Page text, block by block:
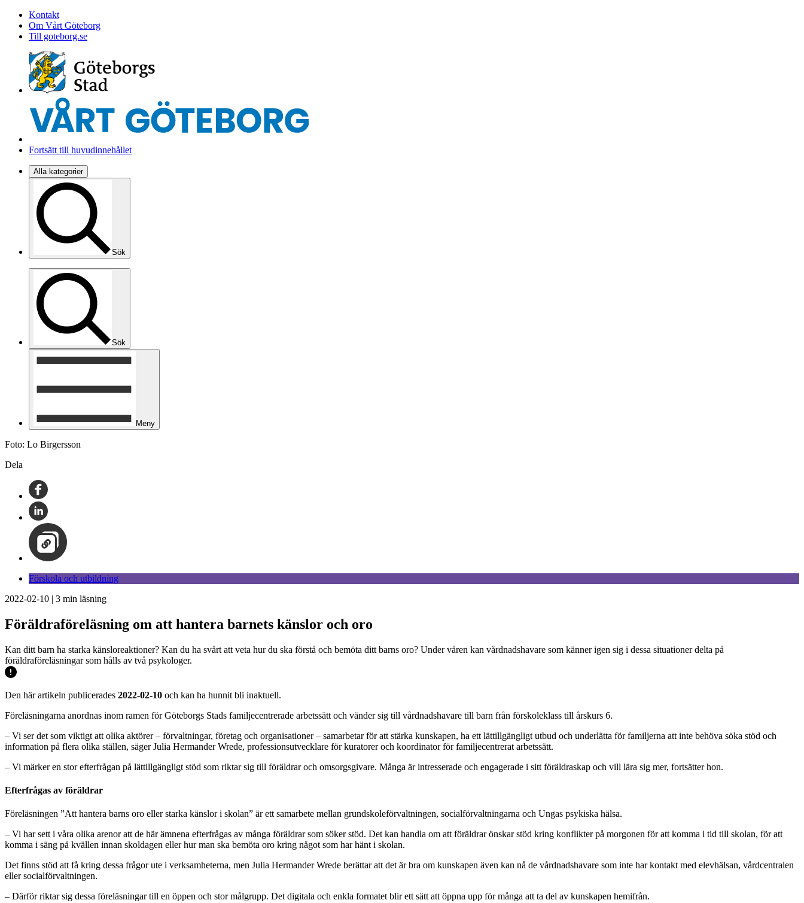
Kontakt
Om Vårt Göteborg
Till goteborg.se
Fortsätt till huvudinnehållet
Alla kategorier
Sök
Sök
Meny
Foto: Lo Birgersson
Dela
Förskola och utbildning
2022-02-10 | 3 min läsning
Föräldraföreläsning om att hantera barnets känslor och oro
Kan ditt barn ha starka känsloreaktioner? Kan du ha svårt att veta hur du ska förstå och bemöta ditt barns oro? Under våren kan vårdnadshavare som känner igen sig i dessa situationer delta på
föräldraföreläsningar som hålls av två psykologer.
Den här artikeln publicerades 2022-02-10 och kan ha hunnit bli inaktuell.
Föreläsningarna anordnas inom ramen för Göteborgs Stads familjecentrerade arbetssätt och vänder sig till vårdnadshavare till barn från förskoleklass till årskurs 6.
– Vi ser det som viktigt att olika aktörer – förvaltningar, företag och organisationer – samarbetar för att stärka kunskapen, ha ett lättillgängligt utbud och underlätta för familjerna att inte behöva söka stöd och
information på flera olika ställen, säger Julia Hermander Wrede, professionsutvecklare för kuratorer och koordinator för familjecentrerat arbetssätt.
– Vi märker en stor efterfrågan på lättillgängligt stöd som riktar sig till föräldrar och omsorgsgivare. Många är intresserade och engagerade i sitt föräldraskap och vill lära sig mer, fortsätter hon.
Efterfrågas av föräldrar
Föreläsningen ”Att hantera barns oro eller starka känslor i skolan” är ett samarbete mellan grundskoleförvaltningen, socialförvaltningarna och Ungas psykiska hälsa.
– Vi har sett i våra olika arenor att de här ämnena efterfrågas av många föräldrar som söker stöd. Det kan handla om att föräldrar önskar stöd kring konflikter på morgonen för att komma i tid till skolan, för att
komma i säng på kvällen innan skoldagen eller hur man ska bemöta oro kring något som har hänt i skolan.
Det finns stöd att få kring dessa frågor ute i verksamheterna, men Julia Hermander Wrede berättar att det är bra om kunskapen även kan nå de vårdnadshavare som inte har kontakt med elevhälsan, vårdcentralen
eller socialförvaltningen.
– Därför riktar sig dessa föreläsningar till en öppen och stor målgrupp. Det digitala och enkla formatet blir ett sätt att öppna upp för många att ta del av kunskapen hemifrån.